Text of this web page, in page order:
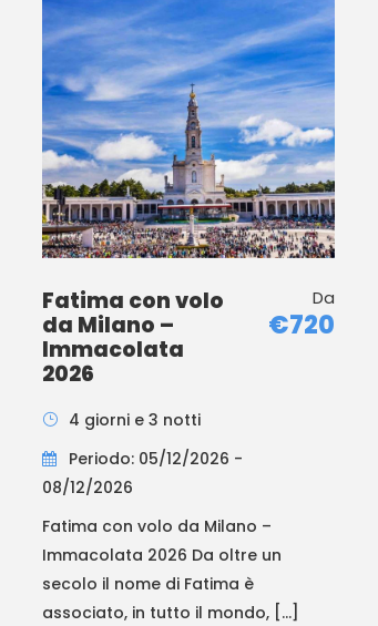
Fatima con volo
da Milano –
Immacolata
2026
Da
€720
4 giorni e 3 notti
Periodo: 05/12/2026 -
08/12/2026
Fatima con volo da Milano –
Immacolata 2026 Da oltre un
secolo il nome di Fatima è
associato, in tutto il mondo, […]